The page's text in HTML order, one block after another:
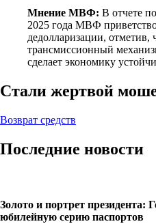
Мнение МВФ: В отчете
2025 года МВФ
дедолларизации, отметив,
трансмиссионный
сделает экономику
Стали жертвой
Возврат средств
Последние новости
Золото и портрет
юбилейную серию паспортов